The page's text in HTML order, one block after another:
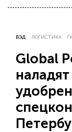
ВЭД ЛОГИСТИКА
Global